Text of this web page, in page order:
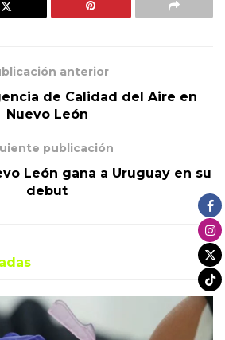
anterior
de Calidad del Aire en
Nuevo León
publicación
León gana a Uruguay en su
debut